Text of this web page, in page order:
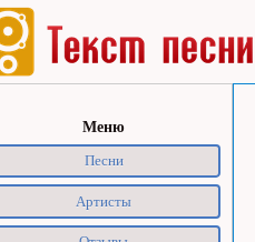
Меню
Песни
Артисты